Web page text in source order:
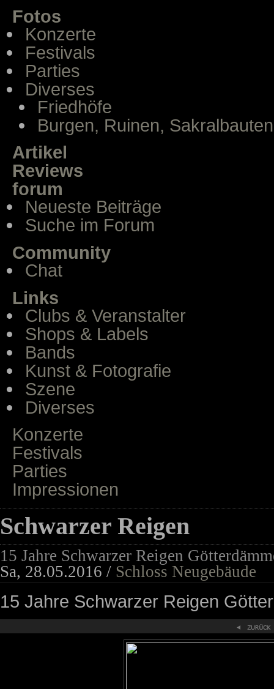
Fotos
Konzerte
Festivals
Parties
Diverses
Friedhöfe
Burgen, Ruinen, Sakralbauten
Artikel
Reviews
forum
Neueste Beiträge
Suche im Forum
Community
Chat
Links
Clubs & Veranstalter
Shops & Labels
Bands
Kunst & Fotografie
Szene
Diverses
Konzerte
Festivals
Parties
Impressionen
Schwarzer Reigen
15 Jahre Schwarzer Reigen
Sa, 28.05.2016 / Schloss Neugebäude
15 Jahre Schwarzer Reigen